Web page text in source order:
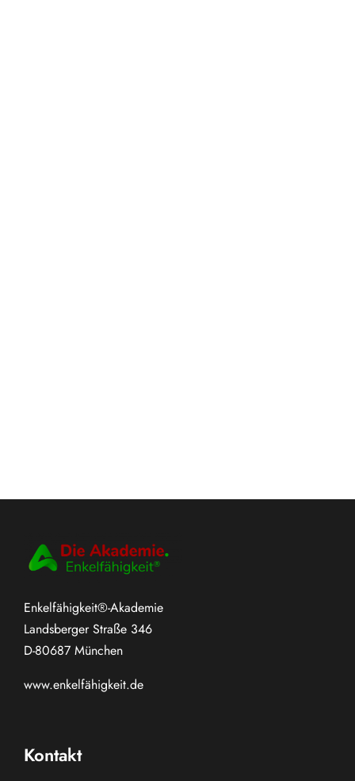
Enkelfähigkeit®-Akademie
Landsberger Straße 346
D-80687 München
www.enkelfähigkeit.de
Kontakt